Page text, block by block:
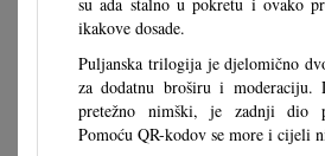
ikakove dosade.
Puljanska trilogija je djelomično
za dodatnu broširu i
pretežno nimški, je zadnji dio
Pomoću QR-kodov se more i cijeli